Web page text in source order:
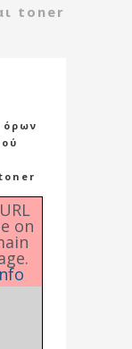
toner
όρων
on